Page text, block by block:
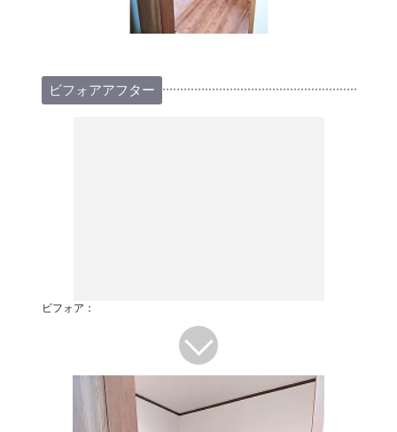
ビフォアアフター
ビフォア：